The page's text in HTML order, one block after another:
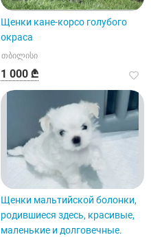
Щенки кане-корсо голубого
окраса
თბილისი
1 000 ₾
Щенки мальтийской болонки,
родившиеся здесь, красивые,
маленькие и долговечные.